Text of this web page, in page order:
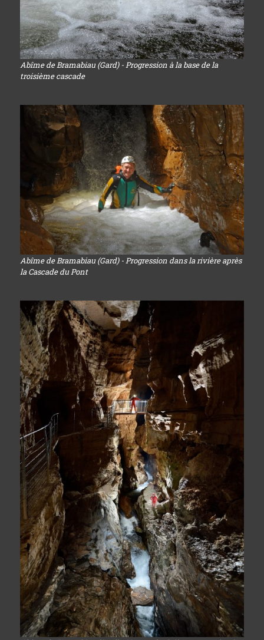
Abîme de Bramabiau (Gard) - Progression à la base de la
troisième cascade
Abîme de Bramabiau (Gard) - Progression dans la rivière après
la Cascade du Pont